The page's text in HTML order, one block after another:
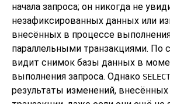
начала запроса; он никогда не
незафиксированных данных или
внесённых в процессе
параллельными транзакциями. По
видит снимок базы данных в
выполнения запроса. Однако SELECT
результаты изменений,